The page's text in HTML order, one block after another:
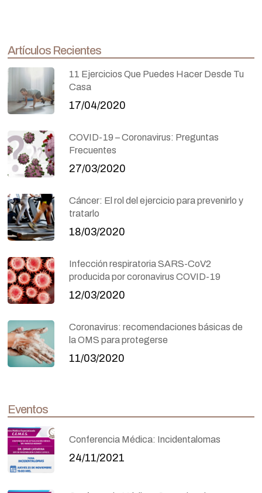
Artículos Recientes
11 Ejercicios Que Puedes Hacer Desde Tu
Casa
17/04/2020
COVID-19 – Coronavirus: Preguntas
Frecuentes
27/03/2020
Cáncer: El rol del ejercicio para prevenirlo y
tratarlo
18/03/2020
Infección respiratoria SARS-CoV2
producida por coronavirus COVID-19
12/03/2020
Coronavirus: recomendaciones básicas de
la OMS para protegerse
11/03/2020
Eventos
Conferencia Médica: Incidentalomas
24/11/2021